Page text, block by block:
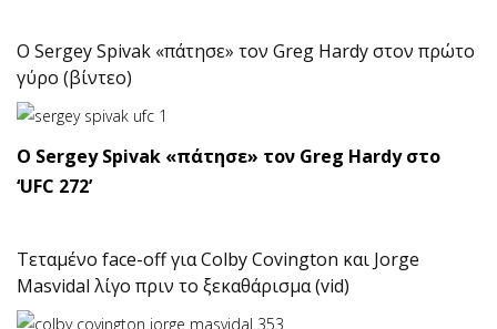
Ο Sergey Spivak «πάτησε» τον Greg Hardy στον πρώτο
γύρο (βίντεο)
Ο Sergey Spivak «πάτησε» τον Greg Hardy στο
‘UFC 272’
Τεταμένο face-off για Colby Covington και Jorge
Masvidal λίγο πριν το ξεκαθάρισμα (vid)